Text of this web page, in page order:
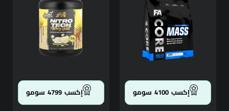
إكسب 4100 سومو
4400,00 EGP.
الخيارات
على
إكسب 4799 سومو
5000,00 EGP.
على